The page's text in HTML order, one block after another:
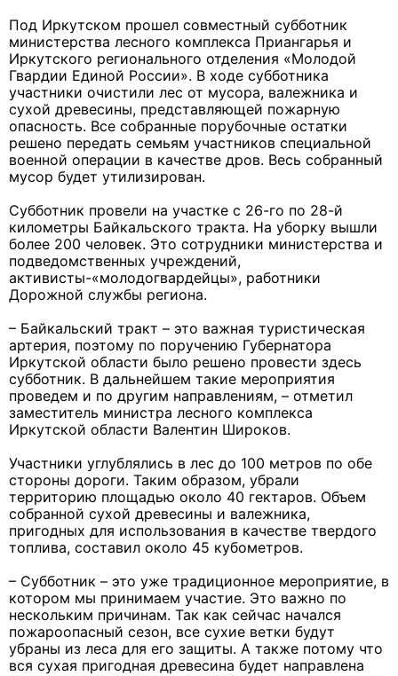
Под Иркутском прошел совместный субботник
министерства лесного комплекса Приангарья и
Иркутского регионального отделения «Молодой
Гвардии Единой России». В ходе субботника
участники очистили лес от мусора, валежника и
сухой древесины, представляющей пожарную
опасность. Все собранные порубочные остатки
решено передать семьям участников специальной
военной операции в качестве дров. Весь собранный
мусор будет утилизирован.
Субботник провели на участке с 26-го по 28-й
километры Байкальского тракта. На уборку вышли
более 200 человек. Это сотрудники министерства и
подведомственных учреждений,
активисты-«молодогвардейцы», работники
Дорожной службы региона.
– Байкальский тракт – это важная туристическая
артерия, поэтому по поручению Губернатора
Иркутской области было решено провести здесь
субботник. В дальнейшем такие мероприятия
проведем и по другим направлениям, – отметил
заместитель министра лесного комплекса
Иркутской области Валентин Широков.
Участники углублялись в лес до 100 метров по обе
стороны дороги. Таким образом, убрали
территорию площадью около 40 гектаров. Объем
собранной сухой древесины и валежника,
пригодных для использования в качестве твердого
топлива, составил около 45 кубометров.
– Субботник – это уже традиционное мероприятие, в
котором мы принимаем участие. Это важно по
нескольким причинам. Так как сейчас начался
пожароопасный сезон, все сухие ветки будут
убраны из леса для его защиты. А также потому что
вся сухая пригодная древесина будет направлена